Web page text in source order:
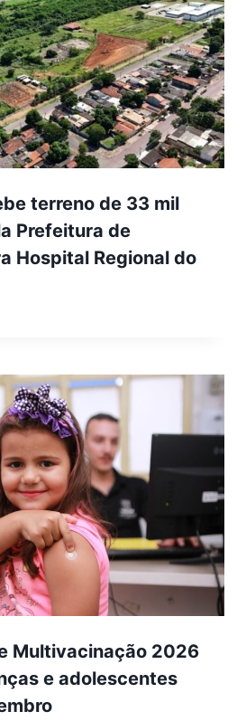
terreno de 33 mil
Prefeitura de
Hospital Regional do
Multivacinação 2026
e adolescentes